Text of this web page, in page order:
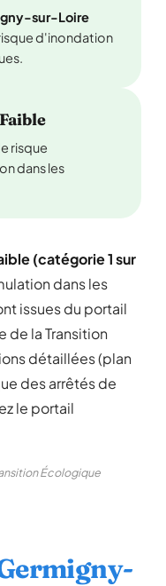
sur-Loire
d'inondation
risque
dans les
(catégorie 1 sur
dans les
issues du portail
de la Transition
détaillées (plan
des arrêtés de
le portail
Écologique